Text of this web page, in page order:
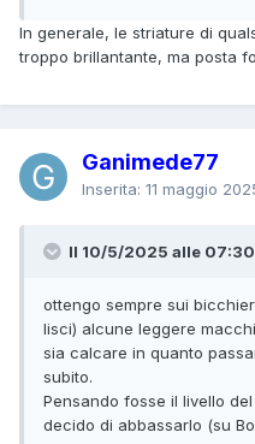
In generale, le striature di
troppo brillantante, ma posta
Ganimede77
Inserita: 11 maggio
Il 10/5/2025 alle
ottengo sempre sui
lisci) alcune leggere
sia calcare in quanto
subito.
Pensando fosse il livello
decido di abbassarlo (su